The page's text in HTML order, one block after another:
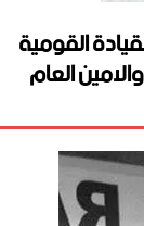
القومية
العام